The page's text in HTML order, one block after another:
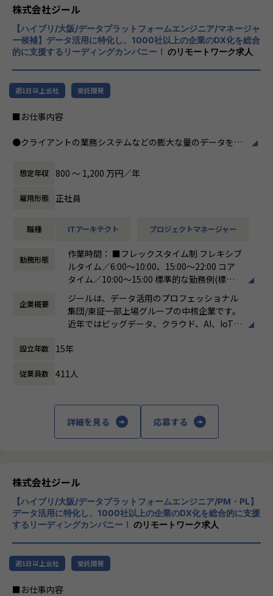
セキュリティエンジニア：2名
開発：1名
セールス&マーケティング：4名
営業事務：1名
■期待する解決したい課題
売り上げが順調に伸び、案件が増えていく中で、テクニカル
サポートチームのとりまとめ役として活躍していただける方
が不足しております。
案件数が伸びていく中でPM/PLとして品質の高い案件遂行と
チームメンバーを牽引いただく仲間を探しています。
チーム配属後は数ヶ月程度チームのリーダーとしてテクニカ
チームメンバーの様子や配属後の状況を見ながら最終的には
ームを牽引いただきます。
当社には大きく分けて3つの事業部があり、当求人はiTOC事
業部BzD部0-WANの求人となります。
キャリア/ISPの大規模ネットワークの運用～構築やコンサル
ティングを伴うネットワークSIといったネットワーク領域の
技術支援を中心に、ゼロトラスト事業とネットワーク自動化
事業にも注力しています。
◎BzD部
ビジネスディベロップメントの意味で、その名の通り、新し
アサイン予定のチームについて
・テクニカルサポートチーム
・2022年に新規に立ち上げたプロジェクトです
・組織拡大へ向けてチーム化を進めています
・幅広い年齢層や男女問わずエンジニアが活躍しており、フ
ラットで多様性のあるチームです。
株式会社ジール
【ハイブリ/大阪/データプラットフォームエンジニア/マネージャ
ー候補】データ活用に特化し、1000社以上の企業のDX化を総合
的に支援するリーディングカンパニー！ のリモートワーク求人
週1日以上出社 受託開発
■お仕事内容
●クライアントの業務システムなどの膨大な量のデータを蓄
s Intelligence)と呼ばれるシステムの導入から実行支援まで
を行っています。またクラウドを含むデータ基盤全体のDX構
想から実施します。
まで、プロジェクトに一気通貫で関わって頂きます。
く、DB、インフラ、プロジェクト管理、エンドユーザーと
のコミュニケーション能力など、幅広い経験に基づくスキル
アップ・キャリアアップが可能な環境です。
●エンドユーザー様と直接やり取りをする立場であり、要件
定義など上流工程に携われます。
適正に応じて、会社の指示する業務への異動を命じることが
想定年収 800 〜 1,200 万円／年
雇用形態 正社員
職種 ITアーキテクト プロジェクトマネージャー
勤務形態
作業時間： ■フレックスタイム制 フレキシブ
ルタイム／6:00～10:00、15:00～22:00 コア
タイム／10:00～15:00 標準的な勤務例(標準
労働時間)／9:00～18:00
働き方：フレックス制（コアタイムあり）
時間外労働の有無： 有（月平均19時間）
休憩時間： 60分
企業概要
ジールは、データ活用のプロフェッショナル
集団/東証一部上場グループの中核企業です。
近年ではビッグデータ、クラウド、AI、IoTを
する立場にスコープを拡張しています。
顧客の大半は大手企業となっており、30年以
■Mission：専門性と技術力、高度な分析ノ
ズに応えるため、私たちは「プロフェッショ
ナルサービスの大衆化」をミッションとして
掲げております。高い専門性を持った技術
力、深い経験から得られた多様性のある高度
な分析力をハイクオリティ＆ローコストで提
供することで、企業の競争優位確保に貢献す
ることを私たちは使命としております。
設立年数 15年
従業員数 411人
詳細を見る 応募する
株式会社ジール
【ハイブリ/大阪/データプラットフォームエンジニア/PM・PL】
データ活用に特化し、1000社以上の企業のDX化を総合的に支援
するリーディングカンパニー！ のリモートワーク求人
週1日以上出社 受託開発
■お仕事内容